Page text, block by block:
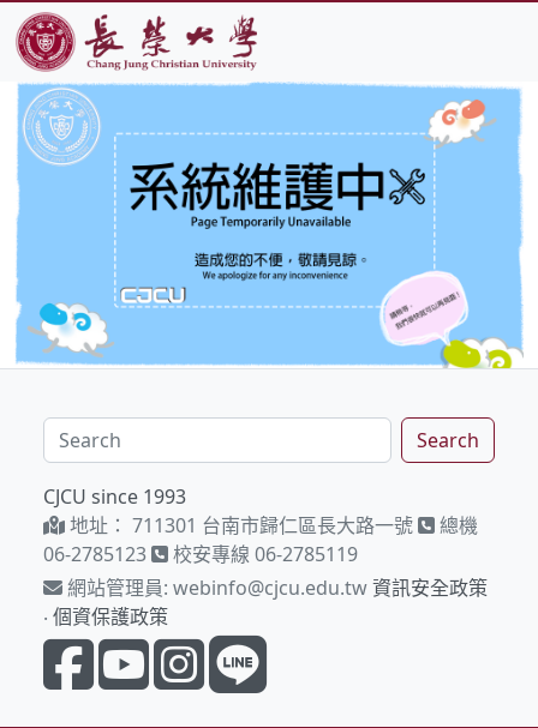
Search
CJCU since 1993
地址： 711301 台南市歸仁區長大路一號
總機
06-2785123
校安專線 06-2785119
網站管理員: webinfo@cjcu.edu.tw資訊安全政策
‧ 個資保護政策